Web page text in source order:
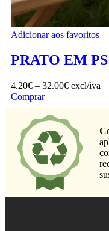
Adicionar aos favoritos
PRATO EM
4.20€ – 32.00€ excl/iva
Comprar